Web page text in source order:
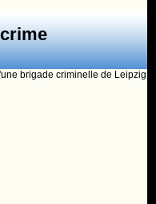
brigade criminelle de Leipzig